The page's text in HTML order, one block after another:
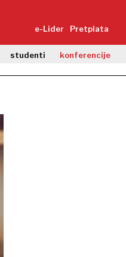
e-Lider Pretplata
studenti konferencije